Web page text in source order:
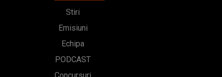
Stiri
Emisiuni
Echipa
PODCAST